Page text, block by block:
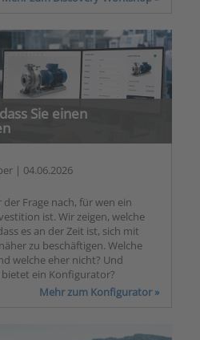
Sie einen
| 04.06.2026
Frage nach, für wen ein
ist. Wir zeigen, welche
es an der Zeit ist, sich mit
zu beschäftigen. Welche
welche eher nicht? Und
ein Konfigurator?
Mehr zum Konfigurator »